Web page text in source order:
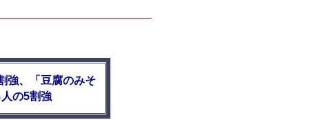
強、「豆腐のみそ
の5割強